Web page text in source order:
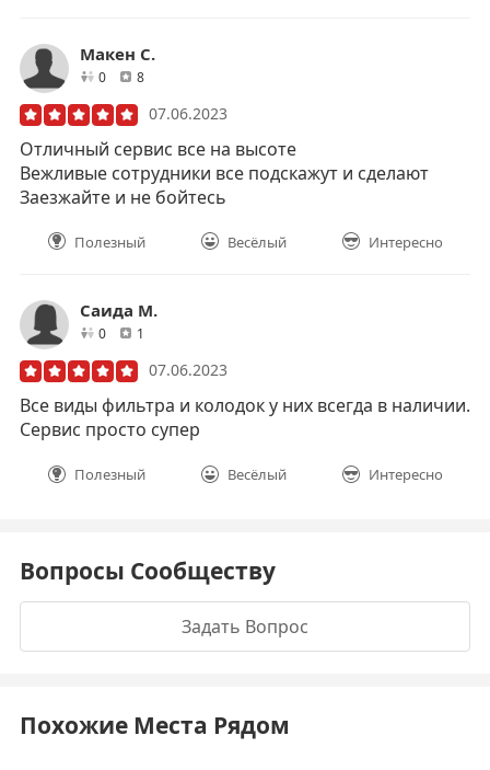
Макен С.
0друзей
8отзывов
07.06.2023
Отличный сервис все на высоте
Вежливые сотрудники все подскажут и сделают
Заезжайте и не бойтесь
Полезный Весёлый Интересно
Саида М.
0друзей1
07.06.2023
Все виды фильтра и колодок у них всегда в наличии.
Сервис просто супер
Полезный Весёлый Интересно
Вопросы Сообществу
Задать Вопрос
Похожие Места Рядом